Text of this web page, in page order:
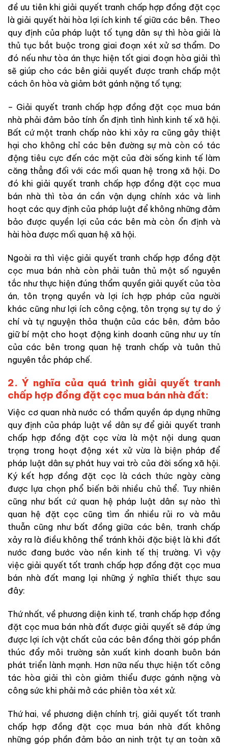
đề ưu tiên khi giải quyết tranh chấp hợp đồng đặt cọc
là giải quyết hài hòa lợi ích kinh tế giữa các bên. Theo
quy định của pháp luật tố tụng dân sự thì hòa giải là
thủ tục bắt buộc trong giai đoạn xét xử sơ thẩm. Do
đó nếu như tòa án thực hiện tốt giai đoạn hòa giải thì
sẽ giúp cho các bên giải quyết được tranh chấp một
cách ôn hòa và giảm bớt gánh nặng tố tụng;
– Giải quyết tranh chấp hợp đồng đặt cọc mua bán
nhà phải đảm bảo tính ổn định tình hình kinh tế xã hội.
Bất cứ một tranh chấp nào khi xảy ra cũng gây thiệt
hại cho không chỉ các bên đường sự mà còn có tác
động tiêu cực đến các mặt của đời sống kinh tế làm
căng thẳng đối với các mối quan hệ trong xã hội. Do
đó khi giải quyết tranh chấp hợp đồng đặt cọc mua
bán nhà thì tòa án cần vận dụng chính xác và linh
hoạt các quy định của pháp luật để không những đảm
bảo được quyền lợi của các bên mà còn ổn định và
hài hòa được mối quan hệ xã hội.
Ngoài ra thì việc giải quyết tranh chấp hợp đồng đặt
cọc mua bán nhà còn phải tuân thủ một số nguyên
tắc như thực hiện đúng thẩm quyền giải quyết của tòa
án, tôn trọng quyền và lợi ích hợp pháp của người
khác cũng như lợi ích công cộng, tôn trọng sự tự do ý
chí và tự nguyện thỏa thuận của các bên, đảm bảo
giữ bí mật cho hoạt động kinh doanh cũng như uy tín
của các bên trong quan hệ tranh chấp và tuân thủ
nguyên tắc pháp chế.
2. Ý nghĩa của quá trình giải quyết tranh
chấp hợp đồng đặt cọc mua bán nhà đất:
Việc cơ quan nhà nước có thẩm quyền áp dụng những
quy định của pháp luật về dân sự để giải quyết tranh
chấp hợp đồng đặt cọc vừa là một nội dung quan
trọng trong hoạt động xét xử vừa là biện pháp để
pháp luật dân sự phát huy vai trò của đời sống xã hội.
Ký kết hợp đồng đặt cọc là cách thức ngày càng
được lựa chọn phổ biến bởi nhiều chủ thể. Tuy nhiên
cũng như bất cứ quan hệ pháp luật dân sự nào thì
quan hệ đặt cọc cũng tìm ẩn nhiều rủi ro và mâu
thuẫn cũng như bất đồng giữa các bên, tranh chấp
xảy ra là điều không thể tránh khỏi đặc biệt là khi đất
nước đang bước vào nền kinh tế thị trường. Vì vậy
việc giải quyết tốt tranh chấp hợp đồng đặt cọc mua
bán nhà đất mang lại những ý nghĩa thiết thực sau
đây:
Thứ nhất, về phương diện kinh tế, tranh chấp hợp đồng
đặt cọc mua bán nhà đất được giải quyết sẽ đáp ứng
được lợi ích vật chất của các bên đồng thời góp phần
thúc đẩy môi trường sản xuất kinh doanh buôn bán
phát triển lành mạnh. Hơn nữa nếu thực hiện tốt công
tác hòa giải thì còn giảm thiểu được gánh nặng và
công sức khi phải mở các phiên tòa xét xử.
Thứ hai, về phương diện chính trị, giải quyết tốt tranh
chấp hợp đồng đặt cọc mua bán nhà đất không
những góp phần đảm bảo an ninh trật tự an toàn xã